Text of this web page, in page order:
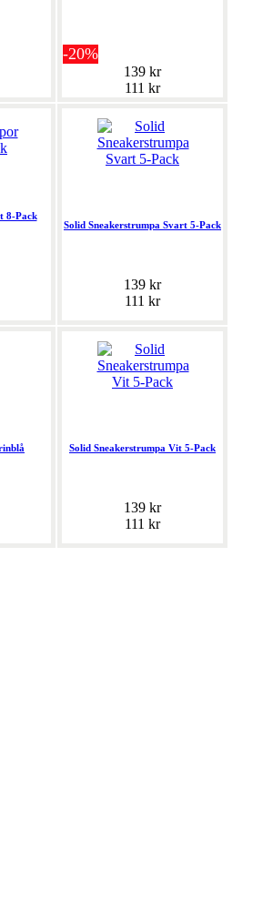
-20%
139 kr
111 kr
8-Pack
Solid Sneakerstrumpa Svart 5-Pack
139 kr
111 kr
Solid Sneakerstrumpa Vit 5-Pack
139 kr
111 kr